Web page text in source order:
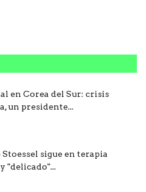
en Corea del Sur: crisis
un presidente...
sigue en terapia
"delicado"...